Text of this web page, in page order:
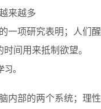
来越多
一项研究表明；人们醒
间用来抵制欲望。
。
内部的两个系统；理性